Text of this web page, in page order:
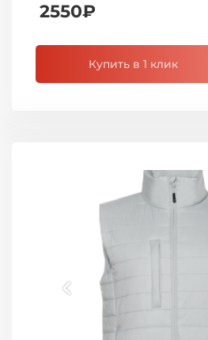
2550₽
Купить в 1 клик